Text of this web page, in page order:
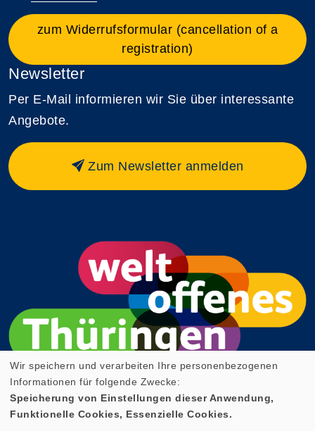
zum Widerrufsformular (cancellation of a
registration)
Newsletter
Per E-Mail informieren wir Sie über interessante
Angebote.
Zum Newsletter anmelden
Cookie Einstellungen
Wir speichern und verarbeiten Ihre personenbezogenen
Informationen für folgende Zwecke:
Speicherung von Einstellungen dieser Anwendung,
Funktionelle Cookies, Essenzielle Cookies.